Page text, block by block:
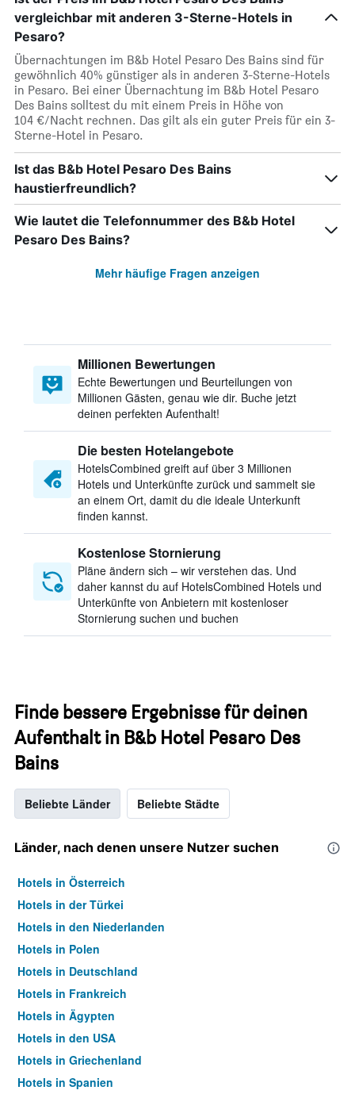
vergleichbar mit anderen 3-Sterne-Hotels in
Pesaro?
Übernachtungen im B&b Hotel Pesaro Des Bains sind für
gewöhnlich 40% günstiger als in anderen 3-Sterne-Hotels
in Pesaro. Bei einer Übernachtung im B&b Hotel Pesaro
Des Bains solltest du mit einem Preis in Höhe von
104 €/Nacht rechnen. Das gilt als ein guter Preis für ein 3-
Sterne-Hotel in Pesaro.
Ist das B&b Hotel Pesaro Des Bains
haustierfreundlich?
Wie lautet die Telefonnummer des B&b Hotel
Pesaro Des Bains?
Mehr häufige Fragen anzeigen
Millionen Bewertungen
Echte Bewertungen und Beurteilungen von
Millionen Gästen, genau wie dir. Buche jetzt
deinen perfekten Aufenthalt!
Die besten Hotelangebote
HotelsCombined greift auf über 3 Millionen
Hotels und Unterkünfte zurück und sammelt sie
an einem Ort, damit du die ideale Unterkunft
finden kannst.
Kostenlose Stornierung
Pläne ändern sich – wir verstehen das. Und
daher kannst du auf HotelsCombined Hotels und
Unterkünfte von Anbietern mit kostenloser
Stornierung suchen und buchen
Finde bessere Ergebnisse für deinen
Aufenthalt in B&b Hotel Pesaro Des
Bains
Beliebte Länder Beliebte Städte
Länder, nach denen unsere Nutzer suchen
Hotels in Österreich
Hotels in der Türkei
Hotels in den Niederlanden
Hotels in Polen
Hotels in Deutschland
Hotels in Frankreich
Hotels in Ägypten
Hotels in den USA
Hotels in Griechenland
Hotels in Spanien